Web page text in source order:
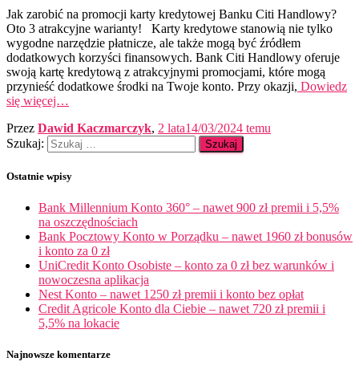
Jak zarobić na promocji karty kredytowej Banku Citi Handlowy?
Oto 3 atrakcyjne warianty! Karty kredytowe stanowią nie tylko
wygodne narzędzie płatnicze, ale także mogą być źródłem
dodatkowych korzyści finansowych. Bank Citi Handlowy oferuje
swoją kartę kredytową z atrakcyjnymi promocjami, które mogą
przynieść dodatkowe środki na Twoje konto. Przy okazji, Dowiedz
się więcej…
Przez Dawid Kaczmarczyk, 2 lata14/03/2024 temu
Szukaj:
Ostatnie wpisy
Bank Millennium Konto 360° – nawet 900 zł premii i 5,5%
na oszczędnościach
Bank Pocztowy Konto w Porządku – nawet 1960 zł bonusów
i konto za 0 zł
UniCredit Konto Osobiste – konto za 0 zł bez warunków i
nowoczesna aplikacja
Nest Konto – nawet 1250 zł premii i konto bez opłat
Credit Agricole Konto dla Ciebie – nawet 720 zł premii i
5,5% na lokacie
Najnowsze komentarze